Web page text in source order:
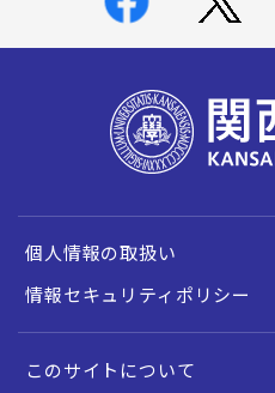
個人情報の取扱い
情報セキュリティポリシー
このサイトについて